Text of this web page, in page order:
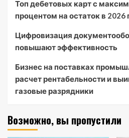
Топ дебетовых карт с
процентом на остаток в 2026
Цифровизация
повышают эффективность
Бизнес на поставках
расчет рентабельности и
газовые разрядники
Возможно, вы пропустили